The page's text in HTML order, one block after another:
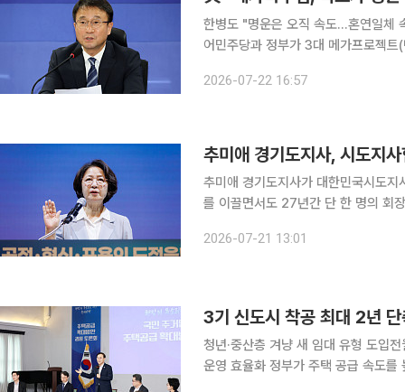
한병도 "명운은 오직 속도…혼연일체
어민주당과 정부가 3대 메가프로젝트
위원회는 22일 오후 국회 의원회관
2026-07-22 16:57
추미애 경기도지사가 대한민국시도지사협의회
를 이끌면서도 27년간 단 한 명의 회
론 전국 지방정부를 대표해 목소리를
2026-07-21 13:01
3기 신도시 착공 최대 2년
청년·중산층 겨냥 새 임대 유형 도입
운영 효율화 정부가 주택 공급 속도를 높이기 위해 3기 신도시를 비롯한 주요 사업의 착공 일정을